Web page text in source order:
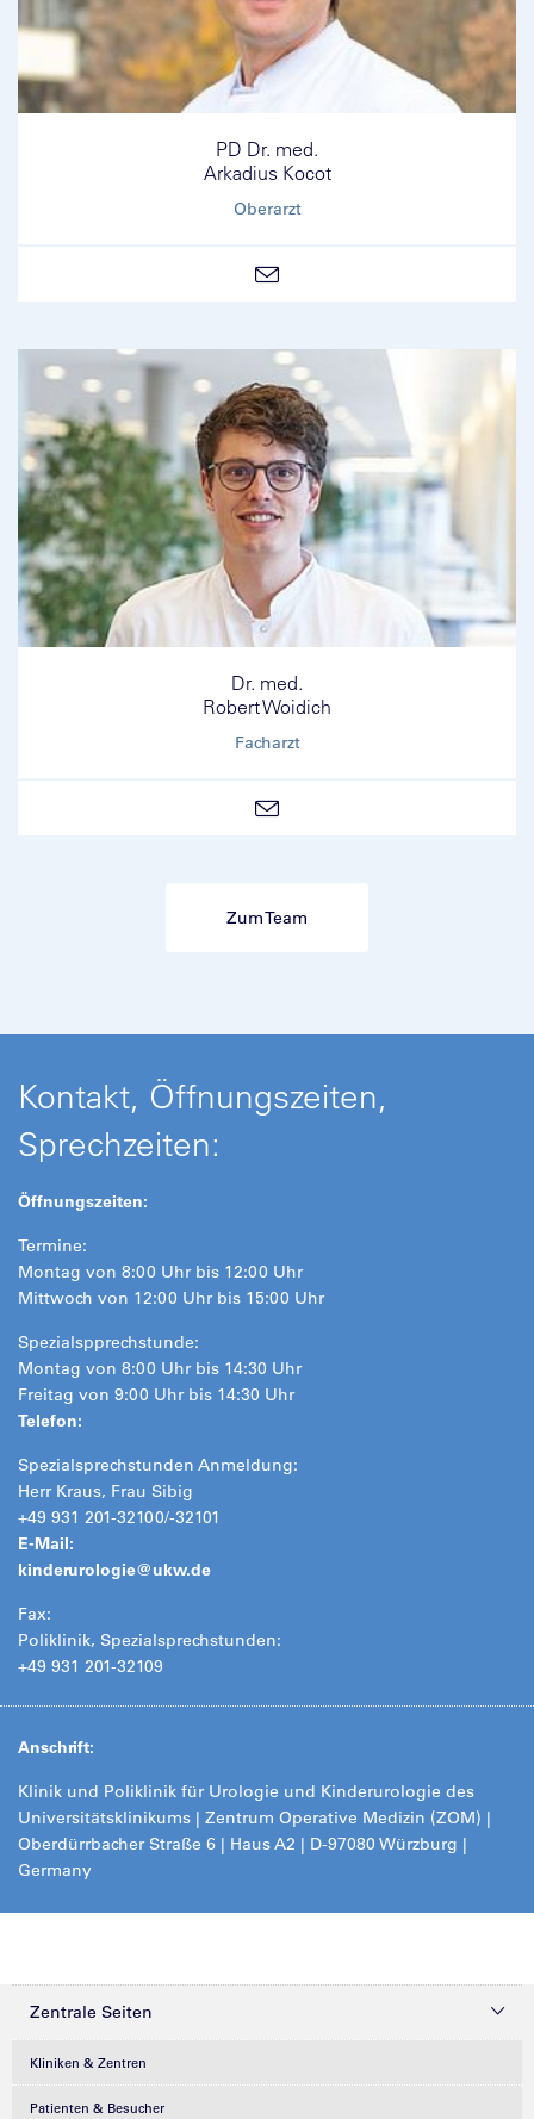
PD Dr. med.
Arkadius Kocot
Oberarzt
Dr. med.
Robert Woidich
Facharzt
Zum Team
Kontakt, Öffnungszeiten,
Sprechzeiten:
Öffnungszeiten:
Termine:
Montag von 8:00 Uhr bis 12:00 Uhr
Mittwoch von 12:00 Uhr bis 15:00 Uhr
Spezialspprechstunde:
Montag von 8:00 Uhr bis 14:30 Uhr
Freitag von 9:00 Uhr bis 14:30 Uhr
Telefon:
Spezialsprechstunden Anmeldung:
Herr Kraus, Frau Sibig
+49 931 201-32100/-32101
E-Mail:
kinderurologie@ukw.de
Fax:
Poliklinik, Spezialsprechstunden:
+49 931 201-32109
Anschrift:
Klinik und Poliklinik für Urologie und Kinderurologie des
Universitätsklinikums | Zentrum Operative Medizin (ZOM) |
Oberdürrbacher Straße 6 | Haus A2 | D-97080 Würzburg |
Germany
Zentrale Seiten
Kliniken & Zentren
Patienten & Besucher